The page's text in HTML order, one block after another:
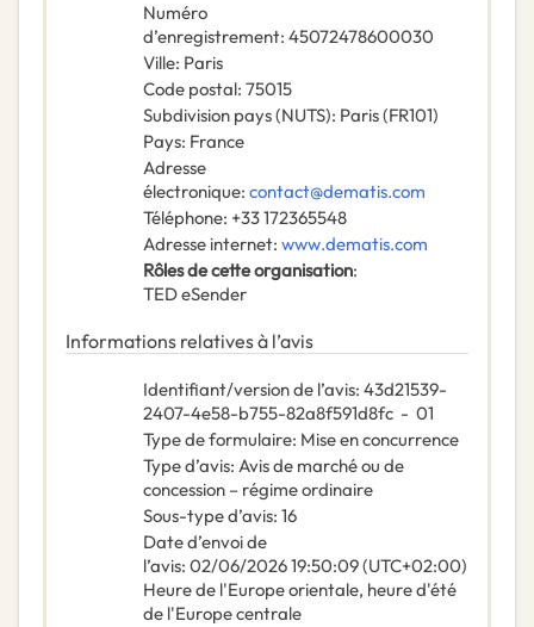
Numéro
d’enregistrement: 45072478600030
Ville: Paris
Code postal: 75015
Subdivision pays (NUTS): Paris(FR101)
Pays: France
Adresse
électronique: contact@dematis.com
Téléphone: +33 172365548
Adresse internet: www.dematis.com
Rôles de cette organisation:
TED eSender
Informations relatives à l’avis
Identifiant/version de l’avis: 43d21539-
2407-4e58-b755-82a8f591d8fc - 01
Type de formulaire: Mise en concurrence
Type d’avis: Avis de marché ou de
concession – régime ordinaire
Sous-type d’avis: 16
Date d’envoi de
l’avis: 02/06/202619:50:09 (UTC+02:00)
Heure de l'Europe orientale, heure d'été
de l'Europe centrale